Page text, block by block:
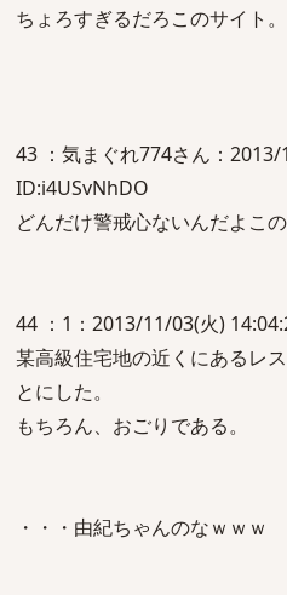
ちょろすぎるだろこのサイト。
43 ：気まぐれ774さん：
ID:i4USvNhDO
どんだけ警戒心ないんだよこ
44 ：1：2013/11/03(火)
某高級住宅地の近くにあるレ
とにした。
もちろん、おごりである。
・・・由紀ちゃんのなｗｗｗ